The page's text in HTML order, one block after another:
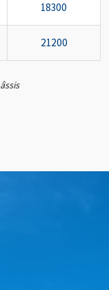
18300
21200